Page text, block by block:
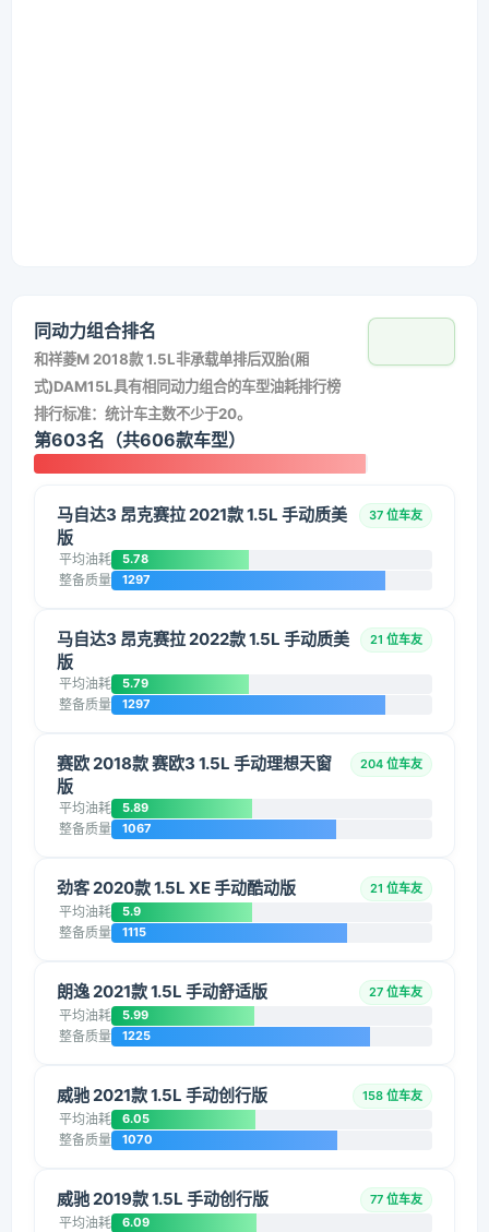
同动力组合排名
和祥菱M 2018款 1.5L非承载单排后双胎(厢
式)DAM15L具有相同动力组合的车型油耗排行榜
排行标准：统计车主数不少于20。
第603名（共606款车型）
马自达3 昂克赛拉 2021款 1.5L 手动质美
版
37 位车友
平均油耗 5.78
整备质量 1297
马自达3 昂克赛拉 2022款 1.5L 手动质美
版
21 位车友
平均油耗 5.79
整备质量 1297
赛欧 2018款 赛欧3 1.5L 手动理想天窗
版
204 位车友
平均油耗 5.89
整备质量 1067
劲客 2020款 1.5L XE 手动酷动版 21 位车友
平均油耗 5.9
整备质量 1115
朗逸 2021款 1.5L 手动舒适版 27 位车友
平均油耗 5.99
整备质量 1225
威驰 2021款 1.5L 手动创行版 158 位车友
平均油耗 6.05
整备质量 1070
威驰 2019款 1.5L 手动创行版 77 位车友
平均油耗 6.09